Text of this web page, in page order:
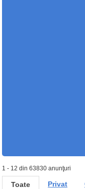
1 - 12 din 63830 anunţuri
Toate Privat